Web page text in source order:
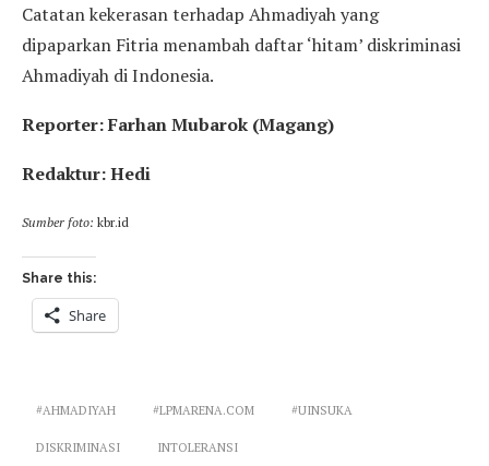
Catatan kekerasan terhadap Ahmadiyah yang
dipaparkan Fitria menambah daftar ‘hitam’ diskriminasi
Ahmadiyah di Indonesia.
Reporter: Farhan Mubarok (Magang)
Redaktur: Hedi
Sumber foto: kbr.id
Share this:
Share
#AHMADIYAH #LPMARENA.COM #UINSUKA
DISKRIMINASI INTOLERANSI